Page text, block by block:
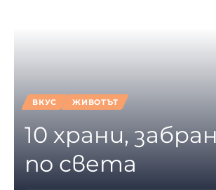
ВКУС ЖИВОТЪТ
10 храни,
по света